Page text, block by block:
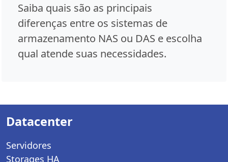
Saiba quais são as principais
diferenças entre os sistemas de
armazenamento NAS ou DAS e escolha
qual atende suas necessidades.
Datacenter
Servidores
Storages HA